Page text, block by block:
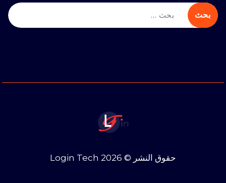
حقوق النشر © 2026 Login Tech